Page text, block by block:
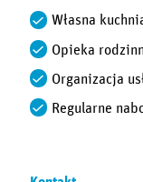
Własna
Opieka
Organizacja
Regularne